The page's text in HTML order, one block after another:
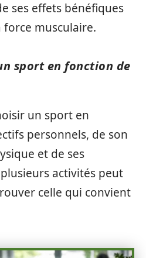
ses effets bénéfiques
musculaire.
sport en fonction de
un sport en
personnels, de son
et de ses
activités peut
celle qui convient